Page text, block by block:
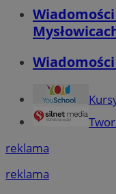
reklama
reklama